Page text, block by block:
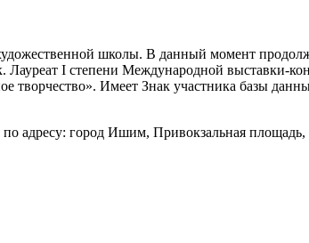
школы. В данный момент
I степени Международной выставки-
творчество». Имеет Знак участника базы
адресу: город Ишим, Привокзальная площадь,